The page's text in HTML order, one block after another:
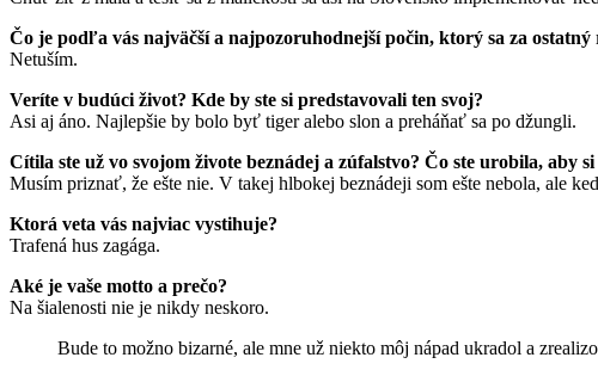
Čo je podľa vás najväčší a najpozoruhodnejší počin, ktorý sa za ostatný
Netuším.
Veríte v budúci život? Kde by ste si predstavovali ten svoj?
Asi aj áno. Najlepšie by bolo byť tiger alebo slon a preháňať sa po džungli.
Cítila ste už vo svojom živote beznádej a zúfalstvo? Čo ste urobila, aby
Musím priznať, že ešte nie. V takej hlbokej beznádeji som ešte nebola, ale
Ktorá veta vás najviac vystihuje?
Trafená hus zagága.
Aké je vaše motto a prečo?
Na šialenosti nie je nikdy neskoro.
Bude to možno bizarné, ale mne už niekto môj nápad ukradol a